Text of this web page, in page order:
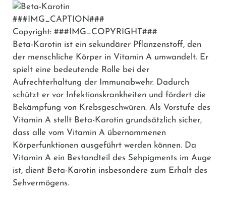
###IMG_CAPTION###
Copyright: ###IMG_COPYRIGHT###
Beta-Karotin ist ein sekundärer Pflanzenstoff, den
der menschliche Körper in Vitamin A umwandelt. Er
spielt eine bedeutende Rolle bei der
Aufrechterhaltung der Immunabwehr. Dadurch
schützt er vor Infektionskrankheiten und fördert die
Bekämpfung von Krebsgeschwüren. Als Vorstufe des
Vitamin A stellt Beta-Karotin grundsätzlich sicher,
dass alle vom Vitamin A übernommenen
Körperfunktionen ausgeführt werden können. Da
Vitamin A ein Bestandteil des Sehpigments im Auge
ist, dient Beta-Karotin insbesondere zum Erhalt des
Sehvermögens.